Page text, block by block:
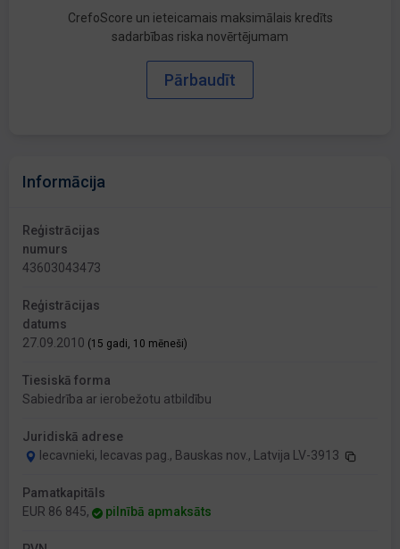
CrefoScore un ieteicamais maksimālais kredīts
sadarbības riska novērtējumam
Pārbaudīt
Informācija
Reģistrācijas
numurs
43603043473
Reģistrācijas
datums
27.09.2010 (15 gadi, 10 mēneši)
Tiesiskā forma
Sabiedrība ar ierobežotu atbildību
Juridiskā adrese
Iecavnieki, Iecavas pag., Bauskas nov., Latvija LV-3913
Pamatkapitāls
EUR 86 845,
pilnībā apmaksāts